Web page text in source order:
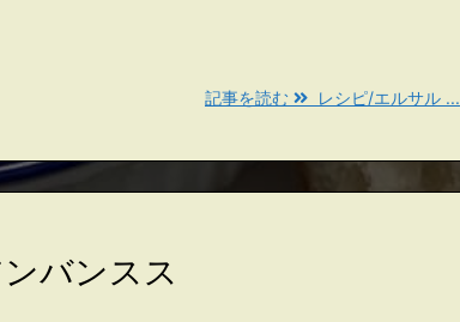
記事を読む レシピ/エルサル ...
バンスス